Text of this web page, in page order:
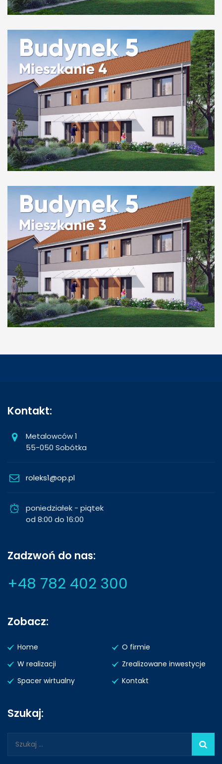
Budynek 5 mieszkanie 4
Budynek 5 mieszkanie 3
Kontakt:
Metalowców 1
55-050 Sobótka
roleks1@op.pl
poniedziałek - piątek
od 8:00 do 16:00
Zadzwoń do nas:
+48 782 402 300
Zobacz:
Home
O firmie
W realizacji
Zrealizowane inwestycje
Spacer wirtualny
Kontakt
Szukaj: